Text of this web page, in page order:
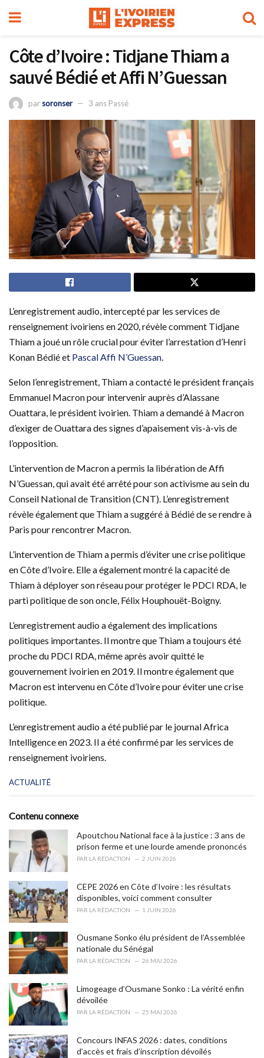
Côte d’Ivoire : Tidjane Thiam a
sauvé Bédié et Affi N’Guessan
par soronser 3 ans Passé
L’enregistrement audio, intercepté par les services de
renseignement ivoiriens en 2020, révèle comment Tidjane
Thiam a joué un rôle crucial pour éviter l’arrestation d’Henri
Konan Bédié et Pascal Affi N’Guessan
Selon l’enregistrement, Thiam a contacté le président français
Emmanuel Macron pour intervenir auprès d’Alassane
Ouattara, le président ivoirien. Thiam a demandé à Macron
d’exiger de Ouattara des signes d’apaisement vis-à-vis de
l’opposition.
L’intervention de Macron a permis la libération de Affi
N’Guessan, qui avait été arrêté pour son activisme au sein du
Conseil National de Transition (CNT). L’enregistrement
révèle également que Thiam a suggéré à Bédié de se rendre à
Paris pour rencontrer Macron.
L’intervention de Thiam a permis d’éviter une crise politique
en Côte d’Ivoire. Elle a également montré la capacité de
Thiam à déployer son réseau pour protéger le PDCI RDA, le
parti politique de son oncle, Félix Houphouët-Boigny.
L’enregistrement audio a également des implications
politiques importantes. Il montre que Thiam a toujours été
proche du PDCI RDA, même après avoir quitté le
gouvernement ivoirien en 2019. Il montre également que
Macron est intervenu en Côte d’Ivoire pour éviter une crise
politique.
L’enregistrement audio a été publié par le journal Africa
Intelligence en 2023. Il a été confirmé par les services de
renseignement ivoiriens.
C
e
r
i
e
:
ACTUALITÉ
Contenu connexe
Apoutchou National face à la justice : 3 ans de
prison ferme et une lourde amende prononcés
PAR LA RÉDACTION 2 JUIN 2026
CEPE 2026 en Côte d’Ivoire : les résultats
disponibles, voici comment consulter
PAR LA RÉDACTION 1 JUIN 2026
Ousmane Sonko élu président de l’Assemblée
nationale du Sénégal
PAR LA RÉDACTION 26 MAI 2026
Limogeage d’Ousmane Sonko : La vérité enfin
dévoilée
PAR LA RÉDACTION 25 MAI 2026
Concours INFAS 2026 : dates, conditions
d’accès et frais d’inscription dévoilés